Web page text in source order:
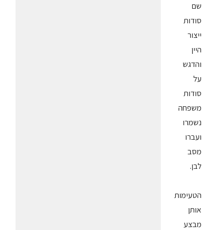
שם
סודות
ייצור
היין
והדגש
על
סודות
משפחה
נשמרו
ועברו
מסב
לבן.
הטעימות
אותן
מבצע